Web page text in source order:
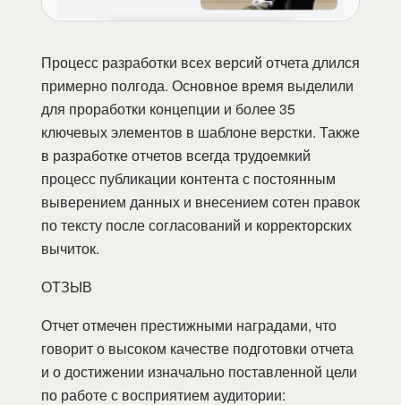
Процесс разработки всех версий отчета длился
примерно полгода. Основное время выделили
для проработки концепции и более 35
ключевых элементов в шаблоне верстки. Также
в разработке отчетов всегда трудоемкий
процесс публикации контента с постоянным
выверением данных и внесением сотен правок
по тексту после согласований и корректорских
вычиток.
ОТЗЫВ
Отчет отмечен престижными наградами, что
говорит о высоком качестве подготовки отчета
и о достижении изначально поставленной цели
по работе с восприятием аудитории: